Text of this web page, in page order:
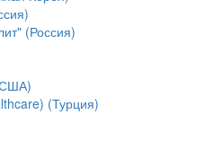
(Россия)
(Турция)